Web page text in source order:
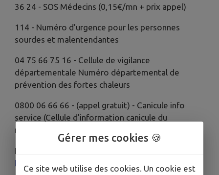
36 24 - SOS Médecins (0,15€/mn + prix appel)
114 - Numéro d’urgence pour les personnes
sourdes et malentendantes
04 75 66 75 16 - Cellule de vigilance
départementale Numéro départemental de
prévention des fortes chaleurs
0800 06 66 66 - (appel gratuit) - Canicule info
service (Cellule d’information canicule du
ministère de la Santé)
INFORMATIONS MÉTÉOROLOGIQUES :
https://vigilance.meteofrance.fr/fr/ardeche
Gérer mes cookies 🍪
Ce site web utilise des cookies. Un cookie est